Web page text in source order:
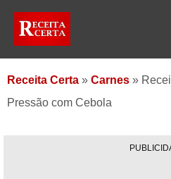
Receita Certa » Carnes »
Pressão com Cebola